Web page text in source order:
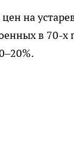
на
в 70-х